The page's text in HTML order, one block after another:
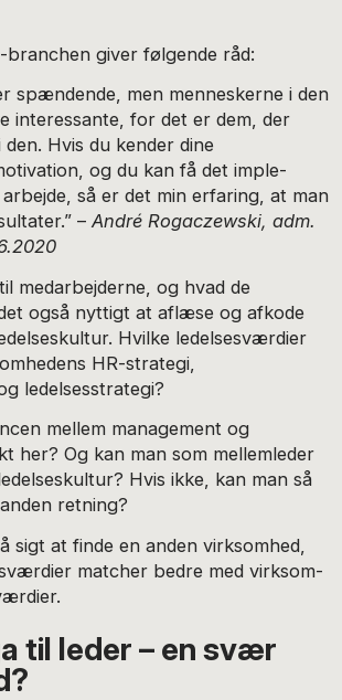
giver følgende råd:
spændende, men menneskerne i den
interessante, for det er dem, der
Hvis du kender dine
og du kan få det imple-
så er det min erfaring, at man
–André Rogaczewski, adm.
medarbejderne, og hvad de
også nyttigt at aflæse og afkode
Hvilke ledelsesværdier
HR-strategi,
ledelsesstrategi?
mellem management og
her? Og kan man som mellemleder
Hvis ikke, kan man så
retning?
sigt at finde en anden virksomhed,
matcher bedre med virksom-
til leder – en svær